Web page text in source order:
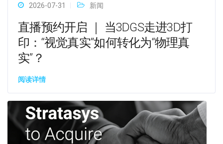
2026-07-31 新闻
直播预约开启 ｜ 当3DGS走进3D打
印：“视觉真实”如何转化为“物理真
实”？
阅读详情